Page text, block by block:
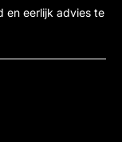
en eerlijk advies te